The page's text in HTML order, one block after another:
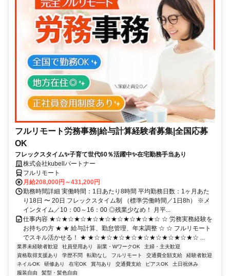
フルリモート労務事務|給与計算経験者募集|全国応募
OK
フレックスタイム✨子育て世代60％活躍中✨在宅勤務手当あり
株式会社kubellパートナー
フルリモート
月給208,000円～431,200円
勤務時間詳細 実働時間：1日あたり8時間 平均勤務日数：1ヶ月あた
り18日 〜 20日 フレックスタイム制 （標準労働時間／1日8h） ※メ
インタイム／10：00～16：00 ◎残業少なめ！ 月平...
仕事内容 ★☆★☆★☆★☆★☆★☆★☆★☆★☆ ☆ 労務実務経験を
お持ちの方 ★ ★ 給与計算、勤怠管理、年末調整 ☆ ☆ フルリモート
でスキル活かせる！ ★ ★☆★☆★☆★☆★☆★☆★☆★☆★☆ ...
業界未経験者歓迎 社員登用あり 副業・WワークOK
主婦・主夫歓迎
資格取得支援あり
学歴不問 転勤なし フルリモート 交通費全額支給
経験者歓迎
ネイルOK
研修あり 在宅OK 賞与あり 交通費支給 ピアスOK
土日祝休み
服装自由
髪型・髪色自由